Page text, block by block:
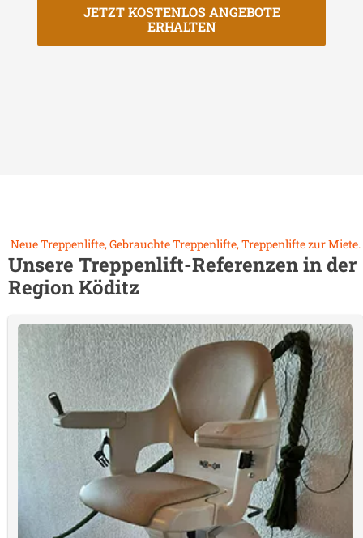
JETZT KOSTENLOS ANGEBOTE
ERHALTEN
Neue Treppenlifte, Gebrauchte Treppenlifte, Treppenlifte zur Miete.
Unsere Treppenlift-Referenzen in der
RegionKöditz